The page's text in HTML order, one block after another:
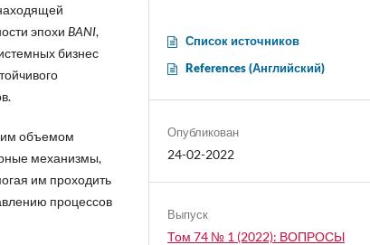
эпохи BANI,
бизнес
объемом
механизмы,
им проходить
процессов
Список источников
References (Английский)
Опубликован
24-02-2022
Выпуск
Том 74 № 1 (2022): ВОПРОСЫ